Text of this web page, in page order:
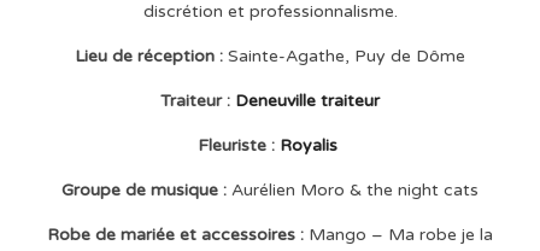
discrétion et professionnalisme.
Lieu de réception : Sainte-Agathe, Puy de Dôme
Traiteur : Deneuville traiteur
Fleuriste : Royalis
Groupe de musique : Aurélien Moro & the night cats
Robe de mariée et accessoires : Mango – Ma robe je la